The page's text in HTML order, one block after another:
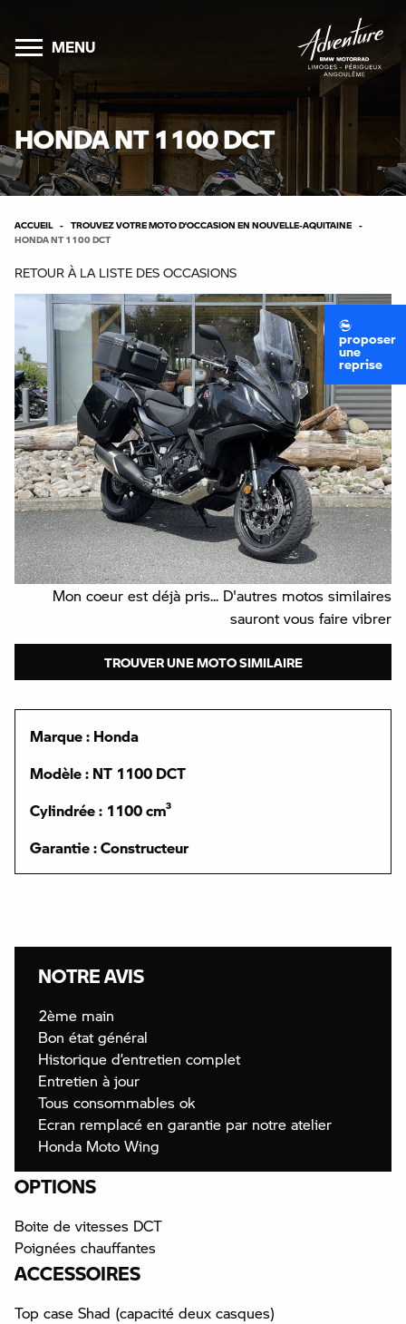
MENU
proposer
une
reprise
HONDA NT 1100 DCT
ACCUEIL
TROUVEZ VOTRE MOTO D’OCCASION EN NOUVELLE-AQUITAINE
HONDA NT 1100 DCT
RETOUR À LA LISTE DES OCCASIONS
Mon coeur est déjà pris... D'autres motos similaires
sauront vous faire vibrer
TROUVER UNE MOTO SIMILAIRE
Marque : Honda
Modèle : NT 1100 DCT
Cylindrée : 1100 cm³
Garantie : Constructeur
NOTRE AVIS
2ème main
Bon état général
Historique d’entretien complet
Entretien à jour
Tous consommables ok
Ecran remplacé en garantie par notre atelier
Honda Moto Wing
OPTIONS
Boite de vitesses DCT
Poignées chauffantes
ACCESSOIRES
Top case Shad (capacité deux casques)